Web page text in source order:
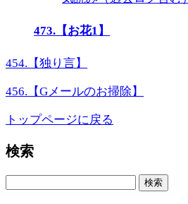
473.【お花1】
454.【独り言】
456.【Gメールのお掃除】
トップページに戻る
検索